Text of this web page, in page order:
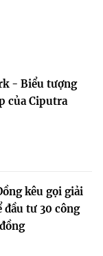
- Biểu tượng
của Ciputra
kêu gọi giải
đầu tư 30 công